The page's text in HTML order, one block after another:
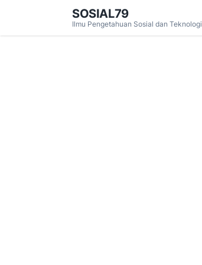
SOSIAL79
Ilmu Pengetahuan Sosial dan Teknologi